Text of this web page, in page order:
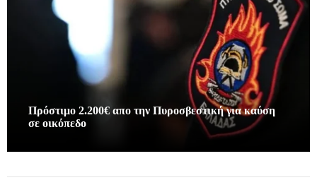
Πρόστιμο 2.200€ απο την Πυροσβεστική για καύση
σε οικόπεδο